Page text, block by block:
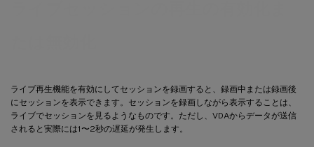
ライブ再生機能を有効にしてセッションを録画すると、録画中または録画後
にセッションを表示できます。セッションを録画しながら表示することは、
ライブでセッションを見るようなものです。ただし、VDAからデータが送信
されると実際には1〜2秒の遅延が発生します。